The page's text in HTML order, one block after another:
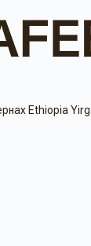
Ethiopia